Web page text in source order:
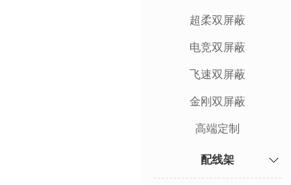
超柔双屏蔽
电竞双屏蔽
飞速双屏蔽
金刚双屏蔽
高端定制
配线架